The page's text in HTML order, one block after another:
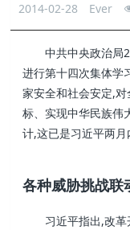
2014-02-28 Ever
中共中央政治局
进行第十四次集体学
家安全和社会安定,对
标、实现中华民族伟
计,这已是习近平两月
各种威胁挑战联
习近平指出,改